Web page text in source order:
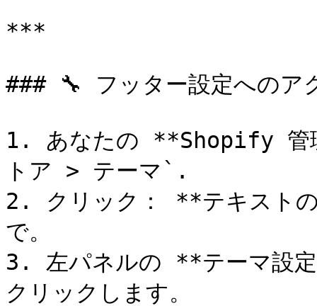
***
### 🔧 フッター設定へのア
1. あなたの **Shopify 管
トア > テーマ`.
2. クリック： **テキスト
で。
3. 左パネルの **テーマ設
クリックします。